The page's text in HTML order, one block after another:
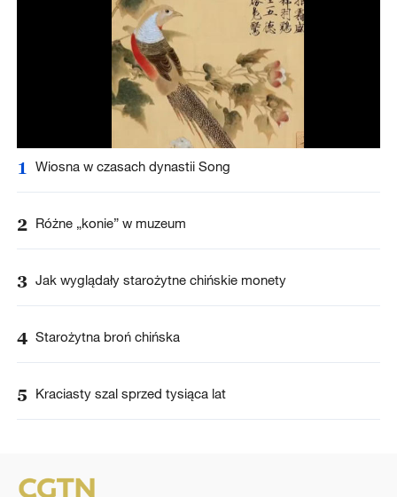
1 Wiosna w czasach dynastii Song
2 Różne „konie” w muzeum
3 Jak wyglądały starożytne chińskie monety
4 Starożytna broń chińska
5 Kraciasty szal sprzed tysiąca lat